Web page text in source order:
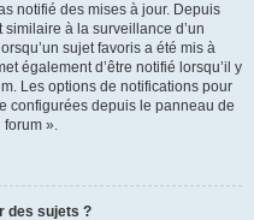
notifié des mises à jour. Depuis
à la surveillance d’un
sujet favoris a été mis à
également d’être notifié lorsqu’il y
Les options de notifications pour
configurées depuis le panneau de
forum ».
des sujets ?